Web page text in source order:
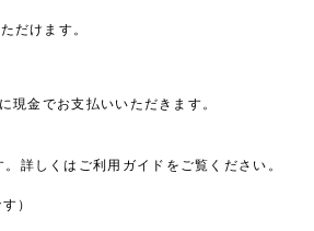
だけます。
現金でお支払いいただきます。
詳しくはご利用ガイドをご覧ください。
）